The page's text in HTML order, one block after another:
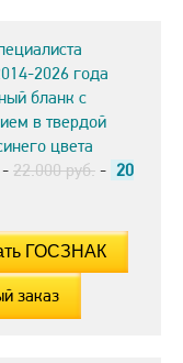
2026 года
бланк с
в твердой
цвета
22.000 руб. - 20
заказ